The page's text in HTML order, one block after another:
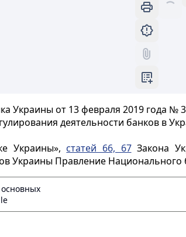
Украины от 13 февраля 2019 года №
деятельности банков в
Украины», статей 66, 67Закона
Украины Правление